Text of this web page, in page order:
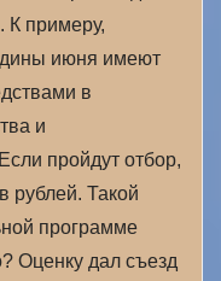
К примеру,
июня имеют
в
и
пройдут отбор,
рублей. Такой
программе
Оценку дал съезд